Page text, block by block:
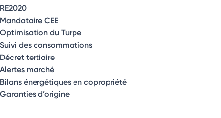
RE2020
Mandataire CEE
Optimisation du Turpe
Suivi des consommations
Décret tertiaire
Alertes marché
Bilans énergétiques en copropriété
Garanties d’origine